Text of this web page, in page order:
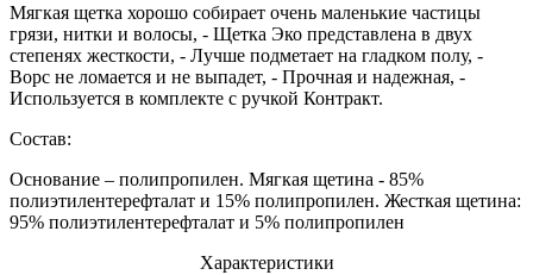
Мягкая щетка хорошо собирает очень маленькие частицы
грязи, нитки и волосы, - Щетка Эко представлена в двух
степенях жесткости, - Лучше подметает на гладком полу, -
Ворс не ломается и не выпадет, - Прочная и надежная, -
Используется в комплекте с ручкой Контракт.
Состав:
Основание – полипропилен. Мягкая щетина - 85%
полиэтилентерефталат и 15% полипропилен. Жесткая щетина:
95% полиэтилентерефталат и 5% полипропилен
Характеристики